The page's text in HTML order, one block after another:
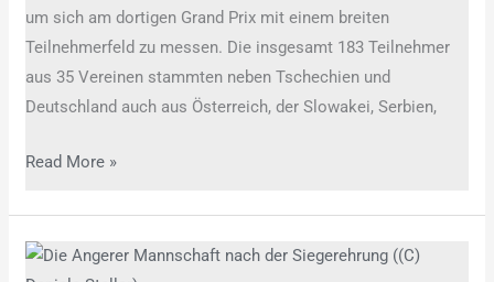
um sich am dortigen Grand Prix mit einem breiten
Teilnehmerfeld zu messen. Die insgesamt 183 Teilnehmer
aus 35 Vereinen stammten neben Tschechien und
Deutschland auch aus Österreich, der Slowakei, Serbien,
Read More »
Tom-